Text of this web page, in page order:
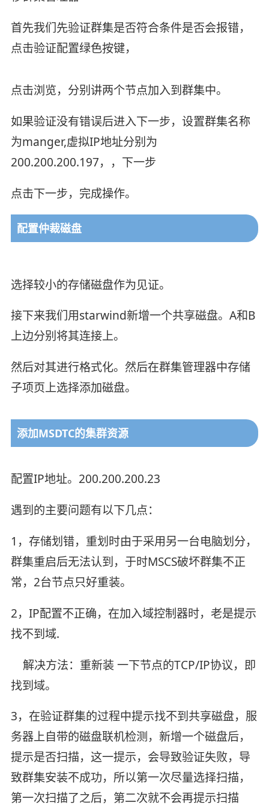
首先我们先验证群集是否符合条件是否会报错，
点击验证配置绿色按键，
点击浏览，分别讲两个节点加入到群集中。
如果验证没有错误后进入下一步，设置群集名称
为manger,虚拟IP地址分别为
200.200.200.197，，下一步
点击下一步，完成操作。
配置仲裁磁盘
选择较小的存储磁盘作为见证。
接下来我们用starwind新增一个共享磁盘。A和B
上边分别将其连接上。
然后对其进行格式化。然后在群集管理器中存储
子项页上选择添加磁盘。
添加MSDTC的集群资源
配置IP地址。200.200.200.23
遇到的主要问题有以下几点：
1，存储划错，重划时由于采用另一台电脑划分，
群集重启后无法认到，于时MSCS破坏群集不正
常，2台节点只好重装。
2，IP配置不正确，在加入域控制器时，老是提示
找不到域.
解决方法：重新装 一下节点的TCP/IP协议，即
找到域。
3，在验证群集的过程中提示找不到共享磁盘，服
务器上自带的磁盘联机检测，新增一个磁盘后，
提示是否扫描，这一提示，会导致验证失败，导
致群集安装不成功，所以第一次尽量选择扫描，
第一次扫描了之后，第二次就不会再提示扫描